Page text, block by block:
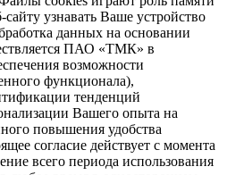
сайту узнавать Ваше устройство
данных на основании
ПАО «ТМК» в
возможности
функционала),
тенденций
Вашего опыта на
повышения удобства
согласие действует с момента
всего периода использования